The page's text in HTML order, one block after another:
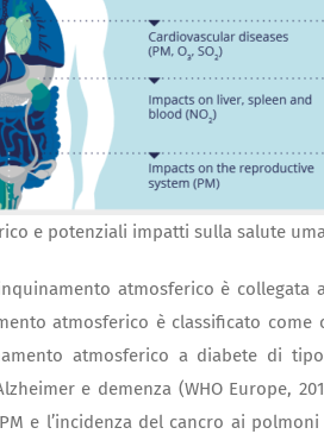
e potenziali impatti sulla salute
atmosferico è
atmosferico è classificato come
atmosferico a diabete di
e demenza (WHO Europe,
e l’incidenza del cancro ai polmoni